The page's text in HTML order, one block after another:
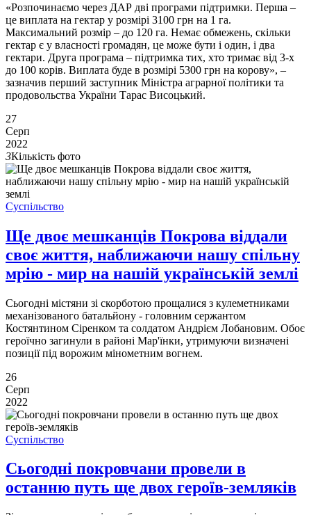
«Розпочинаємо через ДАР дві програми підтримки. Перша –
це виплата на гектар у розмірі 3100 грн на 1 га.
Максимальний розмір – до 120 га. Немає обмежень, скільки
гектар є у власності громадян, це може бути і один, і два
гектари. Друга програма – підтримка тих, хто тримає від 3-х
до 100 корів. Виплата буде в розмірі 5300 грн на корову», –
зазначив перший заступник Міністра аграрної політики та
продовольства України Тарас Висоцький.
27
Серп
2022
3Кількість фото
Суспільство
Ще двоє мешканців Покрова віддали
своє життя, наближаючи нашу спільну
мрію - мир на нашій українській землі
Сьогодні містяни зі скорботою прощалися з кулеметниками
механізованого батальйону - головним сержантом
Костянтином Сіренком та солдатом Андрієм Лобановим. Обоє
героїчно загинули в районі Мар'їнки, утримуючи визначені
позиції під ворожим мінометним вогнем.
26
Серп
2022
Суспільство
Сьогодні покровчани провели в
останню путь ще двох героїв-земляків